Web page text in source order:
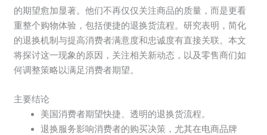
的期望愈加显著。他们不再仅仅关注商品的质量，而是更看
重整个购物体验，包括便捷的退换货流程。研究表明，简化
的退换机制与提高消费者满意度和忠诚度有直接关联。本文
将探讨这一现象的原因，关注相关新动态，以及零售商们如
何调整策略以满足消费者期望。
主要结论
美国消费者期望快捷、透明的退换货流程。
退换服务影响消费者的购买决策，尤其在电商品牌